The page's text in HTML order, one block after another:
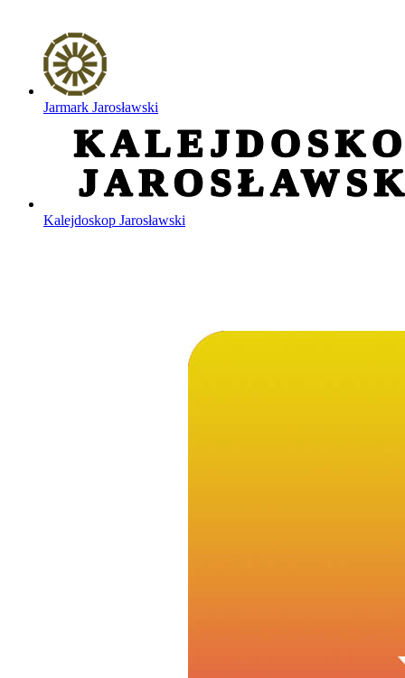
Jarmark Jarosławski
Kalejdoskop Jarosławski